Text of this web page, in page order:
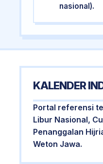
nasional).
KALENDER
Portal referensi
Libur Nasional,
Penanggalan
Weton Jawa.